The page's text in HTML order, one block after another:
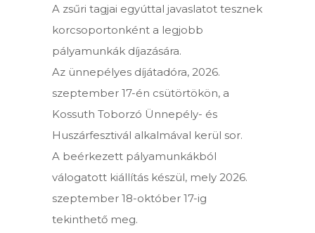
A zsűri tagjai egyúttal javaslatot tesznek
korcsoportonként a legjobb
pályamunkák díjazására.
Az ünnepélyes díjátadóra, 2026.
szeptember 17-én csütörtökön, a
Kossuth Toborzó Ünnepély- és
Huszárfesztivál alkalmával kerül sor.
A beérkezett pályamunkákból
válogatott kiállítás készül, mely 2026.
szeptember 18-október 17-ig
tekinthető meg.